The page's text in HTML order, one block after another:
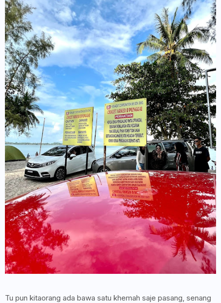
Tu pun kitaorang ada bawa satu khemah saje pasang, senang